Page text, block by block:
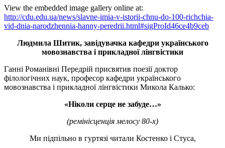
View the embedded image gallery online at:
http://cdu.edu.ua/news/slavne-imia-v-istorii-chnu-do-100-richchia-
vid-dnia-narodzhennia-hanny-peredrii.html#sigProId46ce4b9ceb
Людмила Шитик, завідувачка кафедри українського
мовознавства і прикладної лінгвістики
Ганні Романівні Передрій присвятив поезії доктор
філологічних наук, професор кафедри українського
мовознавства і прикладної лінгвістики Микола Калько:
«Ніколи серце не забуде…»
(ремінісценція мелосу 80-х)
Ми підпільно в гуртязі читали Костенко і Стуса,